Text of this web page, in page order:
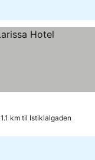
1.1 km til Istiklalgaden